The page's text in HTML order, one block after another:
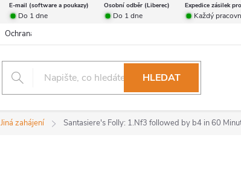
E-mail (software a poukazy) Osobní odběr (Liberec) Expedice zásilek
Do 1 dne Do 1 dne Každý
Ochrana osobních údajů
HLEDAT
Jiná zahájení Santasiere's Folly: 1.Nf3 followed by b4 in 60